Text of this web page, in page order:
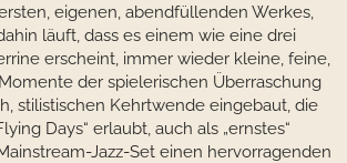
eigenen, abendfüllenden Werkes,
läuft, dass es einem wie eine drei
erscheint, immer wieder kleine, feine,
der spielerischen Überraschung
stilistischen Kehrtwende eingebaut, die
Days“ erlaubt, auch als „ernstes“
Jazz-Set einen hervorragenden